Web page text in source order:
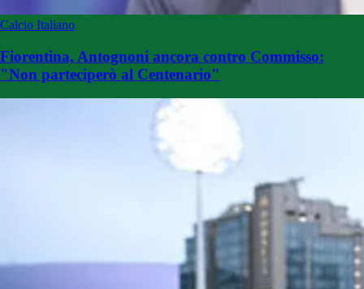
Calcio Italiano
Fiorentina, Antognoni ancora contro Commisso:
"Non parteciperò al Centenario"